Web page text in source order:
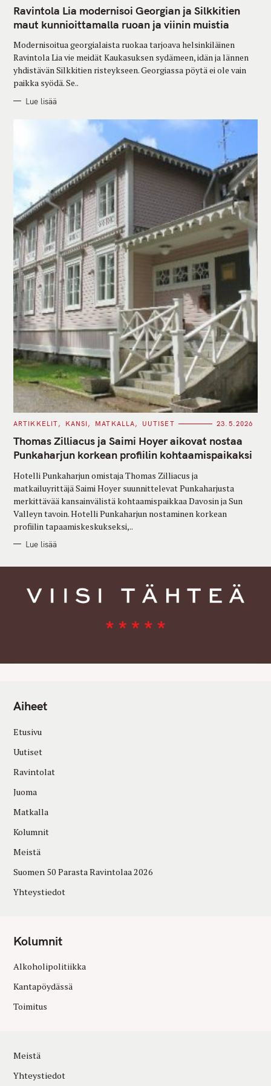
T
E
G
O
I
S
Ravintola Lia modernisoi Georgian ja Silkkitien
maut kunnioittamalla ruoan ja viinin muistia
Modernisoitua georgialaista ruokaa tarjoava helsinkiläinen
Ravintola Lia vie meidät Kaukasuksen sydämeen, idän ja lännen
yhdistävän Silkkitien risteykseen. Georgiassa pöytä ei ole vain
paikka syödä. Se..
Lue lisää
C
T
E
G
O
I
E
S
ARTIKKELIT KANSI MATKALLA UUTISET 23.5.2026
Thomas Zilliacus ja Saimi Hoyer aikovat nostaa
Punkaharjun korkean profiilin kohtaamispaikaksi
Hotelli Punkaharjun omistaja Thomas Zilliacus ja
matkailuyrittäjä Saimi Hoyer suunnittelevat Punkaharjusta
merkittävää kansainvälistä kohtaamispaikkaa Davosin ja Sun
Valleyn tavoin. Hotelli Punkaharjun nostaminen korkean
profiilin tapaamiskeskukseksi,..
Lue lisää
Aiheet
Etusivu
Uutiset
Ravintolat
Juoma
Matkalla
Kolumnit
Meistä
Suomen 50 Parasta Ravintolaa 2026
Yhteystiedot
Kolumnit
Alkoholipolitiikka
Kantapöydässä
Toimitus
Meistä
Yhteystiedot